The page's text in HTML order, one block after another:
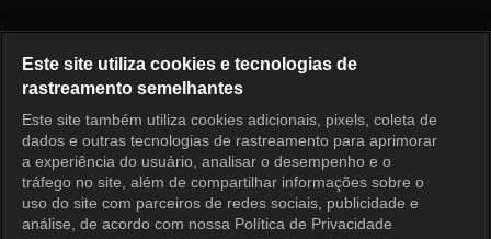
Entrar
Este site utiliza cookies e tecnologias de
rastreamento semelhantes
Este site também utiliza cookies adicionais, pixels, coleta de
dados e outras tecnologias de rastreamento para aprimorar
a experiência do usuário, analisar o desempenho e o
tráfego no site, além de compartilhar informações sobre o
uso do site com parceiros de redes sociais, publicidade e
análise, de acordo com nossa Política de Privacidade